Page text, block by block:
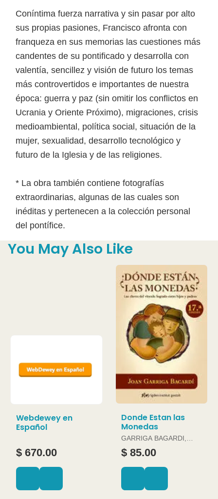
Coníntima fuerza narrativa y sin pasar por alto
sus propias pasiones, Francisco afronta con
franqueza en sus memorias las cuestiones más
candentes de su pontificado y desarrolla con
valentía, sencillez y visión de futuro los temas
más controvertidos e importantes de nuestra
época: guerra y paz (sin omitir los conflictos en
Ucrania y Oriente Próximo), migraciones, crisis
medioambiental, política social, situación de la
mujer, sexualidad, desarrollo tecnológico y
futuro de la Iglesia y de las religiones.
* La obra también contiene fotografías
extraordinarias, algunas de las cuales son
inéditas y pertenecen a la colección personal
del pontífice.
You May Also Like
Webdewey en
Español
$ 670.00
Donde Estan las
Monedas
GARRIGA BAGARDI,
JOAN
$ 85.00